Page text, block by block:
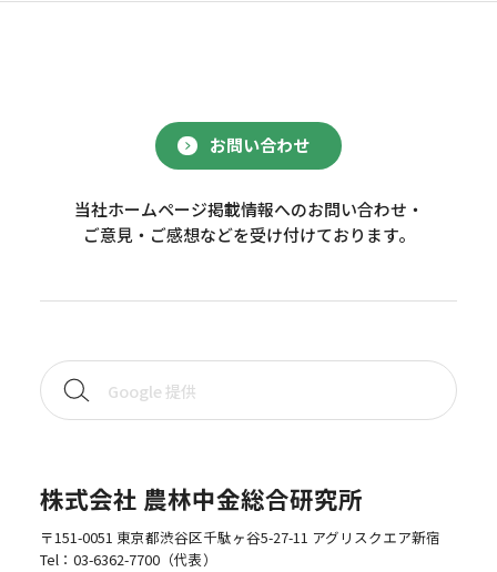
お問い合わせ
当社ホームページ掲載情報へのお問い合わせ・
ご意見・ご感想などを受け付けております。
株式会社 農林中金総合研究所
〒151-0051 東京都渋谷区千駄ヶ谷5-27-11 アグリスクエア新宿
Tel： 03-6362-7700（代表）